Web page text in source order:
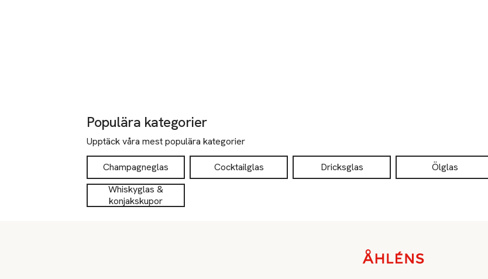
Populära kategorier
Upptäck våra mest populära kategorier
Champagneglas Cocktailglas Dricksglas Ölglas
Whiskyglas &
konjakskupor